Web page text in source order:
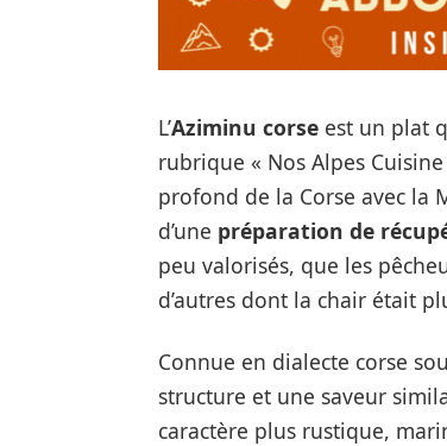
L’Aziminu corseest un plat
rubrique « Nos Alpes
profond de la Corse avec la
d’une préparation de
peu valorisés, que les
d’autres dont la chair était
Connue en dialecte corse
structure et une saveur
caractère plus rustique,